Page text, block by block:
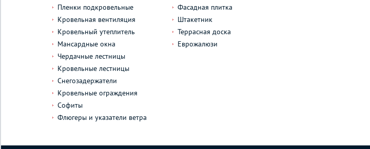
Пленки подкровельные
Кровельная вентиляция
Кровельный утеплитель
Мансардные окна
Чердачные лестницы
Кровельные лестницы
Снегозадержатели
Кровельные ограждения
Софиты
Флюгеры и указатели ветра
Фасадная плитка
Штакетник
Террасная доска
Еврожалюзи